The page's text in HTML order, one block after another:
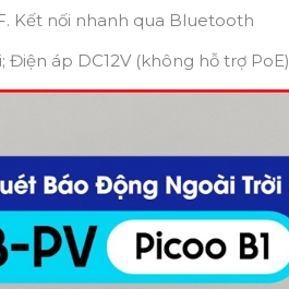
Kết nối nhanh qua Bluetooth
áp DC12V (không hỗ trợ PoE)